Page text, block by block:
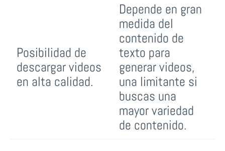
Posibilidad de
descargar videos
en alta calidad.
Depende en gran
medida del
contenido de
texto para
generar videos,
una limitante si
buscas una
mayor variedad
de contenido.